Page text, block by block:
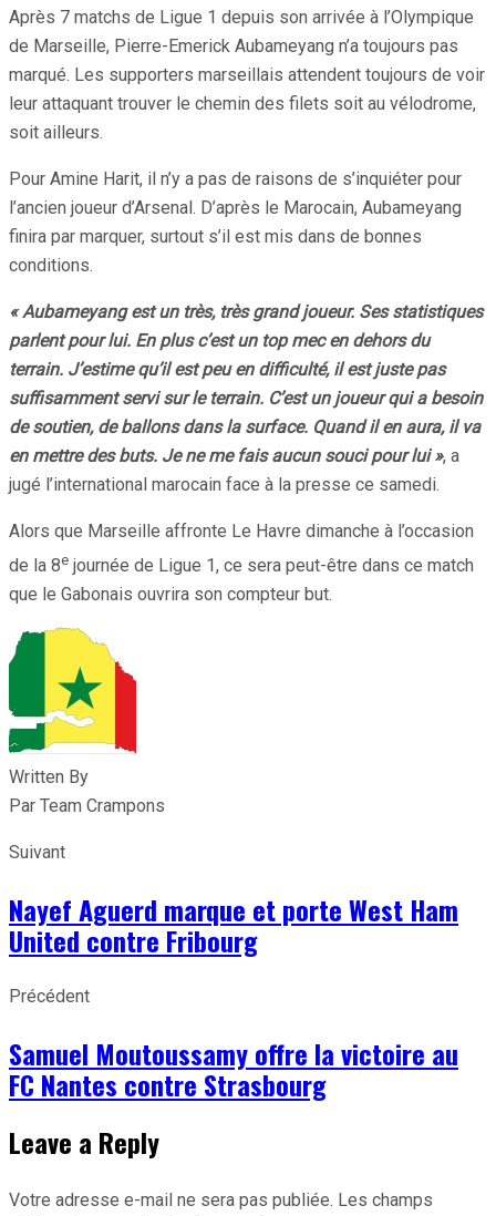
Après 7 matchs de Ligue 1 depuis son arrivée à l’Olympique
de Marseille, Pierre-Emerick Aubameyang n’a toujours pas
marqué. Les supporters marseillais attendent toujours de voir
leur attaquant trouver le chemin des filets soit au vélodrome,
soit ailleurs.
Pour Amine Harit, il n’y a pas de raisons de s’inquiéter pour
l’ancien joueur d’Arsenal. D’après le Marocain, Aubameyang
finira par marquer, surtout s’il est mis dans de bonnes
conditions.
« Aubameyang est un très, très grand joueur. Ses statistiques
parlent pour lui. En plus c’est un top mec en dehors du
terrain. J’estime qu’il est peu en difficulté, il est juste pas
suffisamment servi sur le terrain. C’est un joueur qui a besoin
de soutien, de ballons dans la surface. Quand il en aura, il va
en mettre des buts. Je ne me fais aucun souci pour lui », a
jugé l’international marocain face à la presse ce samedi.
Alors que Marseille affronte Le Havre dimanche à l’occasion
de la 8e journée de Ligue 1, ce sera peut-être dans ce match
que le Gabonais ouvrira son compteur but.
Written By
Par Team Crampons
Suivant
Nayef Aguerd marque et porte West Ham
United contre Fribourg
Précédent
Samuel Moutoussamy offre la victoire au
FC Nantes contre Strasbourg
Leave a Reply
Votre adresse e-mail ne sera pas publiée. Les champs